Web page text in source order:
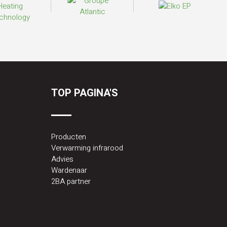
TOP PAGINA'S
Producten
Verwarming infrarood
Advies
Wardenaar
2BA partner